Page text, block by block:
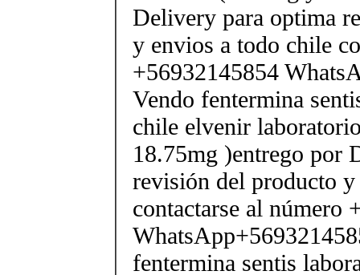
Delivery para optima
y envios a todo chile
+56932145854
Vendo fentermina
chile elvenir
18.75mg )entrego por
revisión del producto
contactarse al número
fentermina sentis